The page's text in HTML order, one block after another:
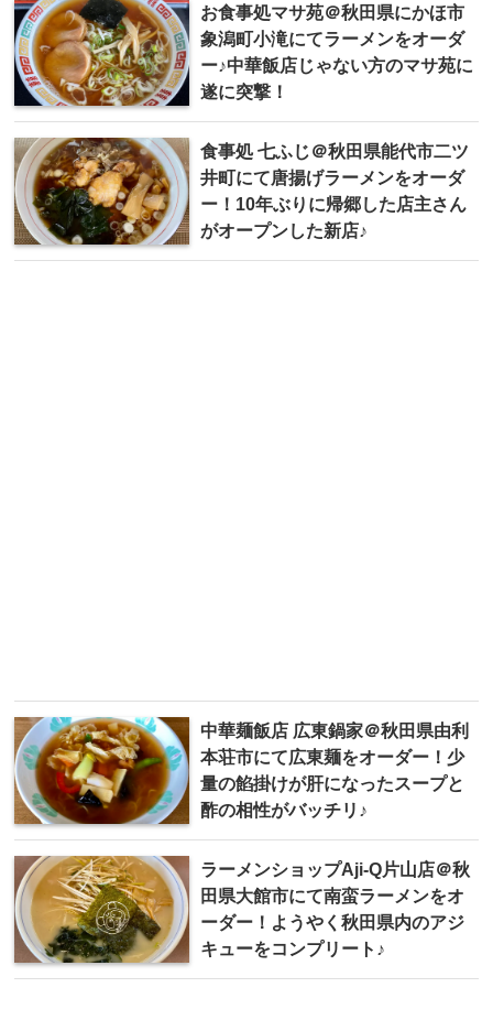
お食事処マサ苑＠秋田県にかほ市
象潟町小滝にてラーメンをオーダ
ー♪中華飯店じゃない方のマサ苑に
遂に突撃！
食事処 七ふじ＠秋田県能代市二ツ
井町にて唐揚げラーメンをオーダ
ー！10年ぶりに帰郷した店主さん
がオープンした新店♪
中華麺飯店 広東鍋家＠秋田県由利
本荘市にて広東麺をオーダー！少
量の餡掛けが肝になったスープと
酢の相性がバッチリ♪
ラーメンショップ Aji-Q片山店＠秋
田県大館市にて南蛮ラーメンをオ
ーダー！ようやく秋田県内のアジ
キューをコンプリート♪